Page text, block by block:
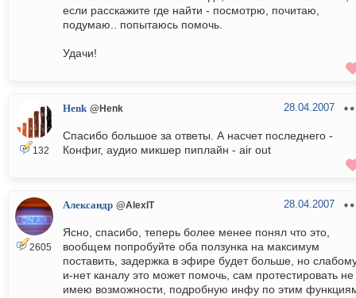
если расскажите где найти - посмотрю, почитаю,
подумаю.. попытаюсь помочь.
Удачи!
132
Henk @Henk 28.04.2007
Спасибо большое за ответы. А насчет последнего -
Конфиг, аудио микшер пиплайн - аir out
2605
Александр @AlexIT 28.04.2007
Ясно, спасибо, теперь более менее понял что это,
вообщем попробуйте оба ползунка на максимум
поставить, задержка в эфире будет больше, но
и-нет каналу это может помочь, сам протестировать не
имею возможности, подробную инфу по этим